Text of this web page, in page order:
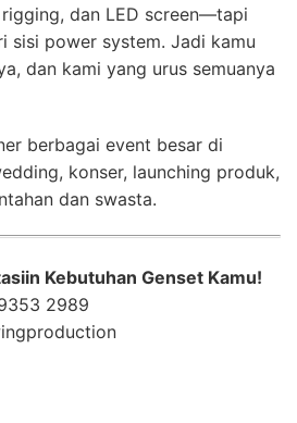
dan LED screen—tapi
sisi power system. Jadi kamu
dan kami yang urus semuanya
berbagai event besar di
konser, launching produk,
dan swasta.
Kebutuhan Genset Kamu!
2989